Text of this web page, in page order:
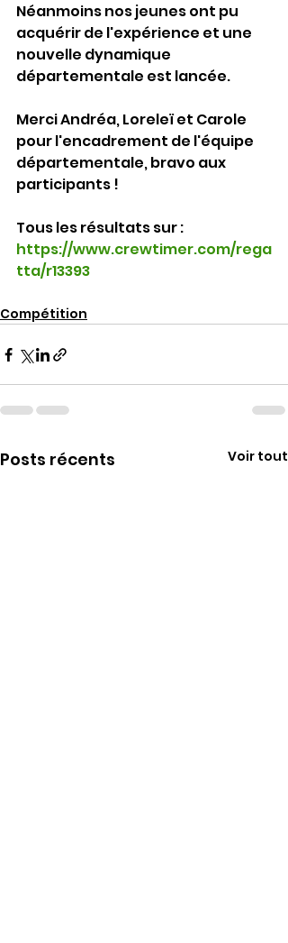
Néanmoins nos jeunes ont pu
acquérir de l'expérience et une
nouvelle dynamique
départementale est lancée.
Merci Andréa, Loreleï et Carole
pour l'encadrement de l'équipe
départementale, bravo aux
participants !
Tous les résultats sur :
https://www.crewtimer.com/rega
tta/r13393
Compétition
Posts récents Voir tout